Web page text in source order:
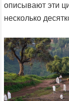
описывают эти
несколько